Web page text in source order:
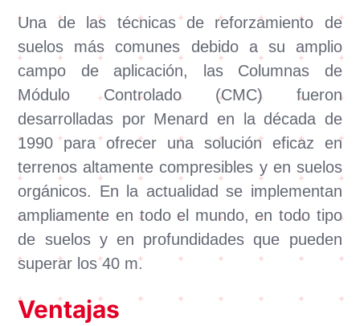
Una de las técnicas de reforzamiento de
suelos más comunes debido a su amplio
campo de aplicación, las Columnas de
Módulo Controlado (CMC) fueron
desarrolladas por Menard en la década de
1990 para ofrecer una solución eficaz en
terrenos altamente compresibles y en suelos
orgánicos. En la actualidad se implementan
ampliamente en todo el mundo, en todo tipo
de suelos y en profundidades que pueden
superar los 40 m.
Ventajas